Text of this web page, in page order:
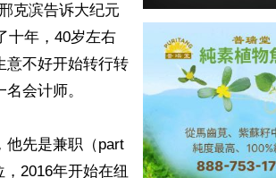
克滨告诉大纪元
十年，40岁左右
意不好开始转行转
会计师。
他先是兼职（part
2016年开始在纽